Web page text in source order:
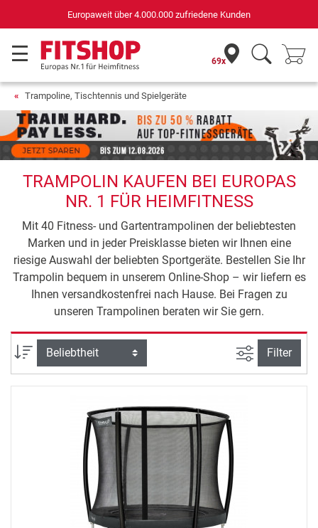
für Sportgeräte (n-tv+DISQ 2016-2024)
69x
Trampoline, Tischtennis und Spielgeräte
TRAMPOLIN KAUFEN BEI EUROPAS
NR. 1 FÜR HEIMFITNESS
Mit 40 Fitness- und Gartentrampolinen der beliebtesten
Marken und in jeder Preisklasse bieten wir Ihnen eine
riesige Auswahl der beliebten Sportgeräte. Bestellen Sie Ihr
Trampolin bequem in unserem Online-Shop – wir liefern es
Ihnen versandkostenfrei nach Hause. Bei Fragen zu
unseren Trampolinen beraten wir Sie gern.
Sortierung Ansicht
Filter